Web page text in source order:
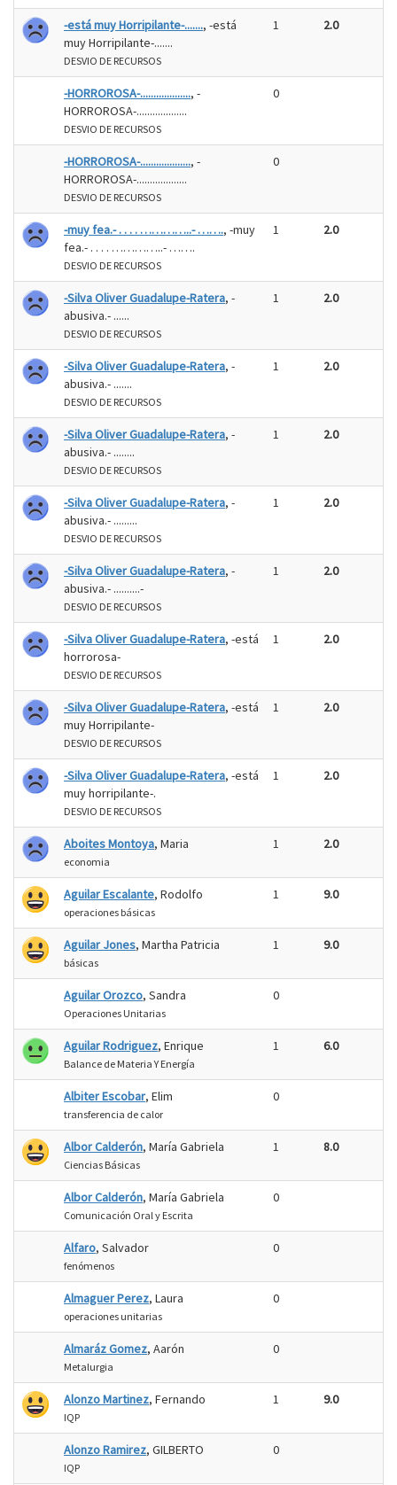
-está muy Horripilante-......., -está
muy Horripilante-.......
DESVIO DE RECURSOS
1 2.0
-HORROROSA-..................., -
HORROROSA-...................
DESVIO DE RECURSOS
0
-HORROROSA-..................., -
HORROROSA-...................
DESVIO DE RECURSOS
0
-muy fea.- . . . . …………..- ……., -muy
fea.- . . . . …………..- …….
DESVIO DE RECURSOS
1 2.0
-Silva Oliver Guadalupe-Ratera, -
abusiva.- ......
DESVIO DE RECURSOS
1 2.0
-Silva Oliver Guadalupe-Ratera, -
abusiva.- .......
DESVIO DE RECURSOS
1 2.0
-Silva Oliver Guadalupe-Ratera, -
abusiva.- ........
DESVIO DE RECURSOS
1 2.0
-Silva Oliver Guadalupe-Ratera, -
abusiva.- .........
DESVIO DE RECURSOS
1 2.0
-Silva Oliver Guadalupe-Ratera, -
abusiva.- ..........-
DESVIO DE RECURSOS
1 2.0
-Silva Oliver Guadalupe-Ratera, -está
horrorosa-
DESVIO DE RECURSOS
1 2.0
-Silva Oliver Guadalupe-Ratera, -está
muy Horripilante-
DESVIO DE RECURSOS
1 2.0
-Silva Oliver Guadalupe-Ratera, -está
muy horripilante-.
DESVIO DE RECURSOS
1 2.0
Aboites Montoya, Maria
economia
1 2.0
Aguilar Escalante, Rodolfo
operaciones básicas
1 9.0
Aguilar Jones, Martha Patricia
básicas
1 9.0
Aguilar Orozco, Sandra
Operaciones Unitarias
0
Aguilar Rodriguez, Enrique
Balance de Materia Y Energía
1 6.0
Albiter Escobar, Elim
transferencia de calor
0
Albor Calderón, María Gabriela
Ciencias Básicas
1 8.0
Albor Calderón, María Gabriela
Comunicación Oral y Escrita
0
Alfaro, Salvador
fenómenos
0
Almaguer Perez, Laura
operaciones unitarias
0
Almaráz Gomez, Aarón
Metalurgia
0
Alonzo Martinez, Fernando
IQP
1 9.0
Alonzo Ramirez, GILBERTO
IQP
0